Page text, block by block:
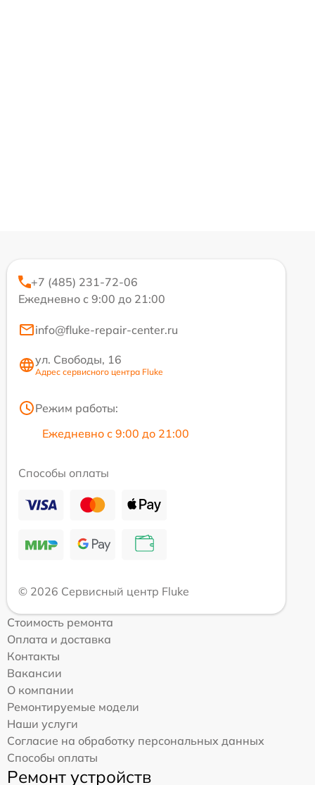
+7 (485) 231-72-06
Ежедневно с 9:00 до 21:00
info@fluke-repair-center.ru
ул. Свободы, 16
Адрес сервисного центра Fluke
Режим работы:
Ежедневно с 9:00 до 21:00
Способы оплаты
© 2026 Сервисный центр Fluke
Стоимость ремонта
Оплата и доставка
Контакты
Вакансии
О компании
Ремонтируемые модели
Наши услуги
Согласие на обработку персональных данных
Способы оплаты
Ремонт устройств